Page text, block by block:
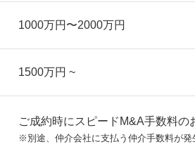
1000万円〜2000万円
1500万円 ~
ご成約時にスピードM&A手数料の
※別途、仲介会社に支払う仲介手数料が発